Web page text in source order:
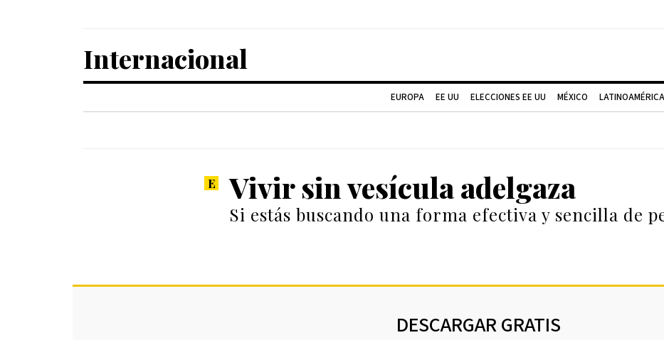
Internacional
EUROPA EE UU ELECCIONES EE UU MÉXICO LATINOAMÉRICA
Vivir sin vesícula adelgaza
Si estás buscando una forma efectiva y sencilla de
DESCARGAR GRATIS